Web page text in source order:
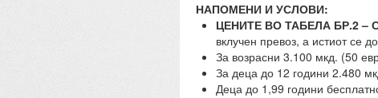
НАПОМЕНИ И УСЛОВИ:
ЦЕНИТЕ ВО ТАБЕЛА БР.2 –
вклучен превоз, а истиот се
За возрасни 3.100 мкд. (50
За деца до 12 години 2.480
Деца до 1,99 години